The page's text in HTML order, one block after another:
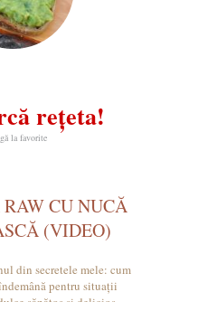
rețeta!
la favorite
CU NUCĂ
(VIDEO)
din secretele mele: cum
pentru situații
sănătos și delicios.